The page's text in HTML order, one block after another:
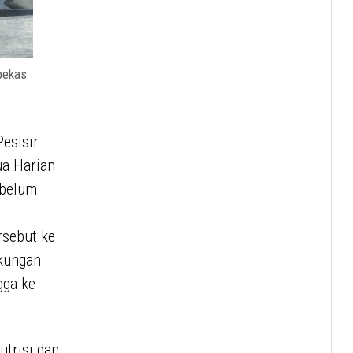
Harian
ke
ke